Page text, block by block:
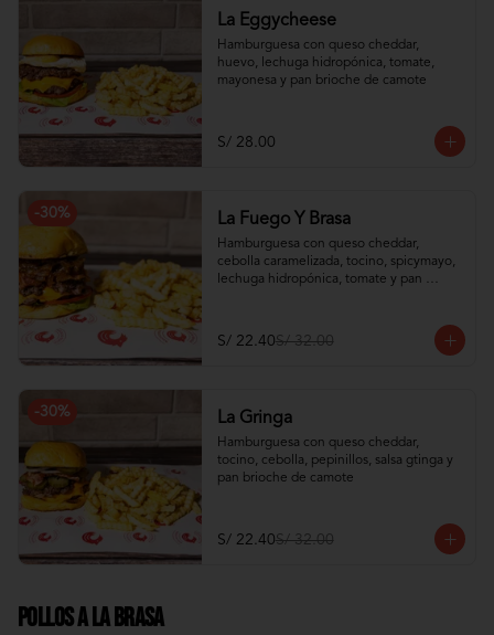
La Eggycheese
Hamburguesa con queso cheddar,
huevo, lechuga hidropónica, tomate,
mayonesa y pan brioche de camote
S/ 28.00
-30% La Fuego Y Brasa
Hamburguesa con queso cheddar,
cebolla caramelizada, tocino, spicymayo,
lechuga hidropónica, tomate y pan
S/ 22.40S/ 32.00
-30% La Gringa
Hamburguesa con queso cheddar,
tocino, cebolla, pepinillos, salsa gtinga y
pan brioche de camote
S/ 22.40S/ 32.00
Pollos a la Brasa